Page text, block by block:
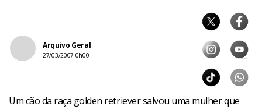
Arquivo Geral
27/03/2007 0h00
Um cão da raça golden retriever salvou uma mulher que